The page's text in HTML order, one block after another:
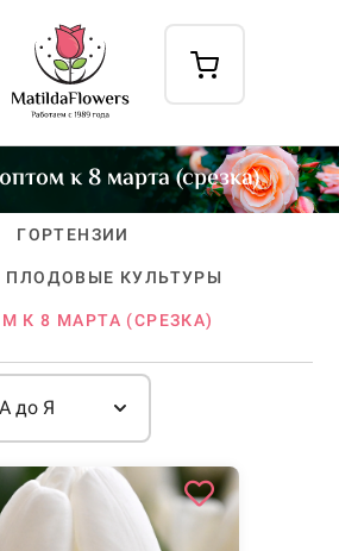
к 8 марта (срезка)
ГОРТЕНЗИИ
ПЛОДОВЫЕ КУЛЬТУРЫ
К 8 МАРТА (СРЕЗКА)
до Я